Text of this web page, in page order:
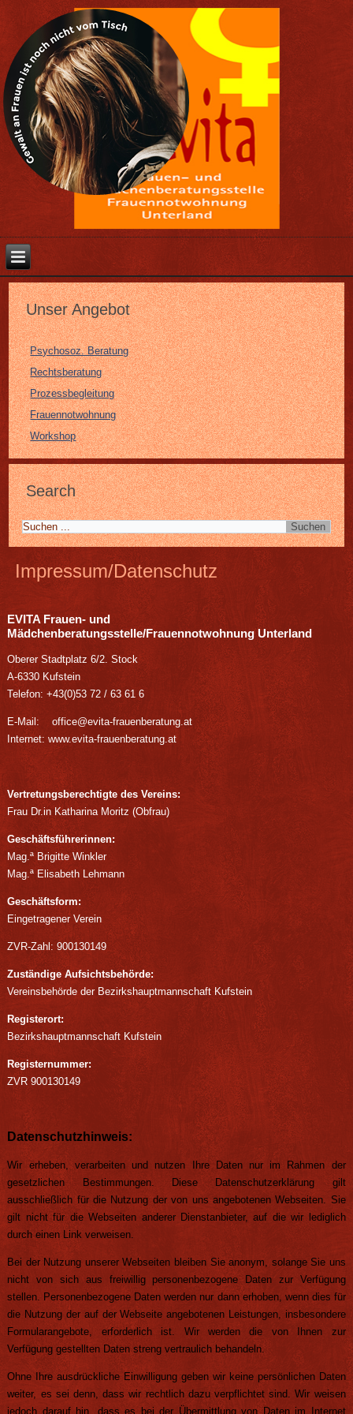
Unser Angebot
Psychosoz. Beratung
Rechtsberatung
Prozessbegleitung
Frauennotwohnung
Workshop
Search
Impressum/Datenschutz
EVITA Frauen- und
Mädchenberatungsstelle/Frauennotwohnung Unterland
Oberer Stadtplatz 6/2. Stock
A-6330 Kufstein
Telefon: +43(0)53 72 / 63 61 6
E-Mail:office@evita-frauenberatung.at
Internet:www.evita-frauenberatung.at
Vertretungsberechtigte des Vereins:
Frau Dr.in Katharina Moritz (Obfrau)
Geschäftsführerinnen:
Mag.ª Brigitte Winkler
Mag.ª Elisabeth Lehmann
Geschäftsform:
Eingetragener Verein
ZVR-Zahl: 900130149
Zuständige Aufsichtsbehörde:
Vereinsbehörde der Bezirkshauptmannschaft Kufstein
Registerort:
Bezirkshauptmannschaft Kufstein
Registernummer:
ZVR 900130149
Datenschutzhinweis:
Wir erheben, verarbeiten und nutzen Ihre Daten nur im Rahmen der
gesetzlichen Bestimmungen. Diese Datenschutzerklärung gilt
ausschließlich für die Nutzung der von uns angebotenen Webseiten. Sie
gilt nicht für die Webseiten anderer Dienstanbieter, auf die wir lediglich
durch einen Link verweisen.
Bei der Nutzung unserer Webseiten bleiben Sie anonym, solange Sie uns
nicht von sich aus freiwillig personenbezogene Daten zur Verfügung
stellen. Personenbezogene Daten werden nur dann erhoben, wenn dies für
die Nutzung der auf der Webseite angebotenen Leistungen, insbesondere
Formularangebote, erforderlich ist. Wir werden die von Ihnen zur
Verfügung gestellten Daten streng vertraulich behandeln.
Ohne Ihre ausdrückliche Einwilligung geben wir keine persönlichen Daten
weiter, es sei denn, dass wir rechtlich dazu verpflichtet sind. Wir weisen
jedoch darauf hin, dass es bei der Übermittlung von Daten im Internet